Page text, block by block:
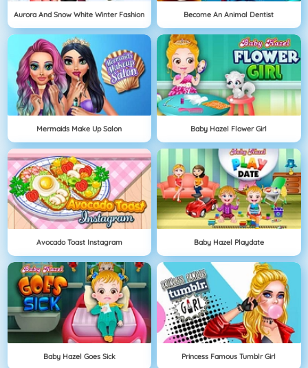
Aurora And Snow White Winter Fashion Become An Animal Dentist
Mermaids Make Up Salon Baby Hazel Flower Girl
Avocado Toast Instagram Baby Hazel Playdate
Baby Hazel Goes Sick Princess Famous Tumblr Girl